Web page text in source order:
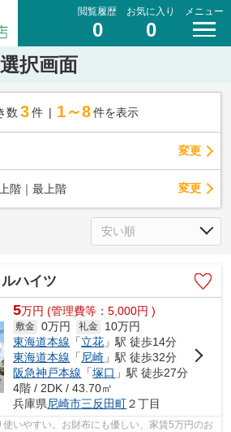
閲覧履歴
0
お気に入り
0
メニュー
択画面
数 3 件 1～8 件を表示
変更
階｜最上階 変更
ハイツ
5万円 (管理費等：5,000円 )
敷金 0万円 礼金
10万円
東海道本線 「立花 」駅 徒歩14分
東海道本線 「尼崎 」駅 徒歩32分
阪急神戸本線 「塚口 」駅 徒歩27分
4階 / 2DK / 43.70㎡
兵庫県尼崎市三反田町２丁目
いやすい。お財布にも優しい、家賃5万円のお